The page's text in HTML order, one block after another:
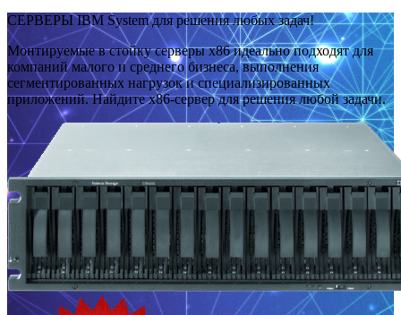
СЕРВЕРЫ IBM System для решения любых задач!
Монтируемые в стойку серверы x86 идеально подходят для
компаний малого и среднего бизнеса, выполнения
сегментированных нагрузок и специализированных
приложений. Найдите x86-сервер для решения любой задачи.